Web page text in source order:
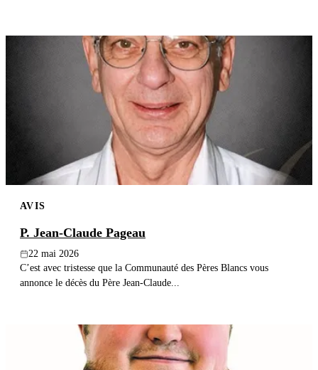
AVIS
P. Jean-Claude Pageau
22 mai 2026
C’est avec tristesse que la Communauté des Pères Blancs vous
annonce le décès du Père Jean-Claude...